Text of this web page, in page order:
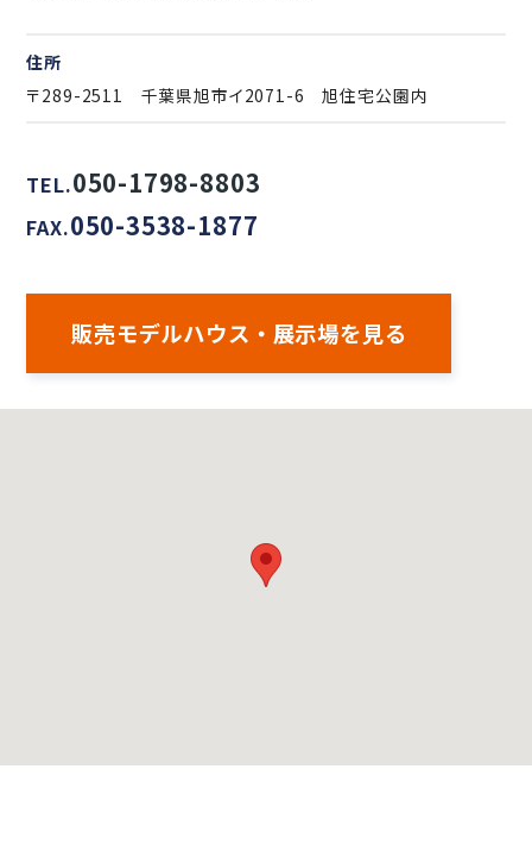
住所
〒289-2511 千葉県旭市イ2071-6 旭住宅公園内
TEL.050-1798-8803
FAX.050-3538-1877
販売モデルハウス・展示場を見る